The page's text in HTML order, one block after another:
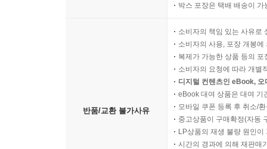
박스 포장은 택배 배송이
반품/교환 불가사유
소비자의 책임 있는 사유로
소비자의 사용, 포장 개봉
복제가 가능한 상품 등의
소비자의 요청에 따라 개별
디지털 컨텐츠인 eBook,
eBook 대여 상품은 대여 기
모바일 쿠폰 등록 후 취소/
중고상품이 구매확정(자동
LP상품의 재생 불량 원인
시간의 경과에 의해 재판매